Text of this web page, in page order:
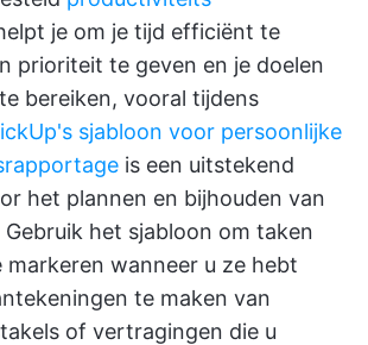
je om je tijd efficiënt te
prioriteit te geven en je doelen
bereiken, vooral tijdens
sjabloon voor persoonlijke
is een uitstekend
het plannen en bijhouden van
het sjabloon om taken
markeren wanneer u ze hebt
te maken van
of vertragingen die u